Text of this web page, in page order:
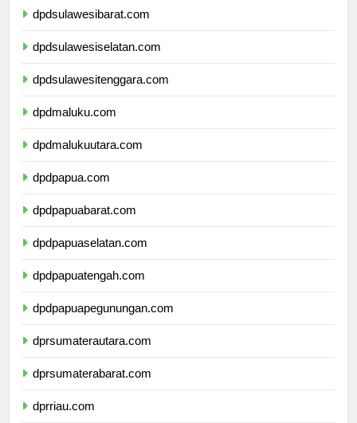
dpdsulawesibarat.com
dpdsulawesiselatan.com
dpdsulawesitenggara.com
dpdmaluku.com
dpdmalukuutara.com
dpdpapua.com
dpdpapuabarat.com
dpdpapuaselatan.com
dpdpapuatengah.com
dpdpapuapegunungan.com
dprsumaterautara.com
dprsumaterabarat.com
dprriau.com